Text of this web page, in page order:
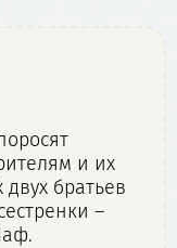
и их
братьев
–